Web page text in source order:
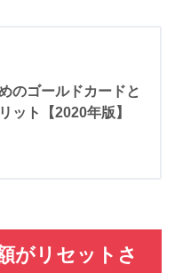
のゴールドカードと
ット【2020年版】
がリセットさ